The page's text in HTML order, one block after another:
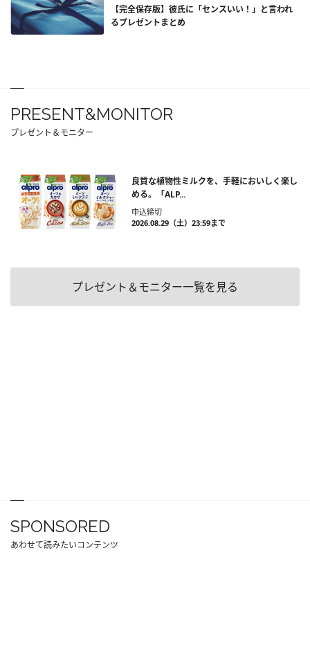
【完全保存版】彼氏に「センスいい！」と言われ
るプレゼントまとめ
PRESENT&MONITOR
プレゼント＆モニター
良質な植物性ミルクを、手軽においしく楽し
める。「ALP...
申込締切
2026.08.29（土）23:59まで
プレゼント＆モニター一覧を見る
SPONSORED
あわせて読みたいコンテンツ